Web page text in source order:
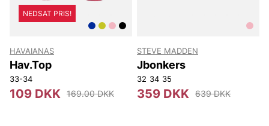
NEDSAT PRIS!
HAVAIANAS
Hav.Top
33-34
109 DKK 169.00 DKK
STEVE MADDEN
Jbonkers
32 34 35
359 DKK 639 DKK